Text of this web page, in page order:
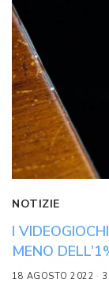
NOTIZIE
I
MENO
18 AGOSTO 2022